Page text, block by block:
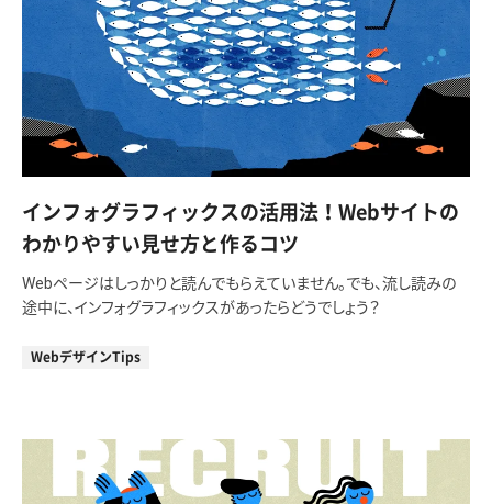
インフォグラフィックスの活用法！Webサイトの
わかりやすい見せ方と作るコツ
Webページはしっかりと読んでもらえていません。でも、流し読みの
途中に、インフォグラフィックスがあったらどうでしょう？
WebデザインTips